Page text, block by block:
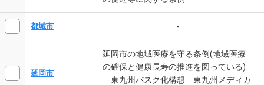
都城市 -
延岡市
延岡市の地域医療を守る条例(地域医療
の確保と健康長寿の推進を図っている)
東九州バスク化構想 東九州メディカ